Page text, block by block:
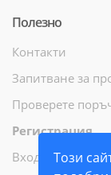
Този
Полезно
Контакти
Запитване за
Проверете
Регистрация
Вход